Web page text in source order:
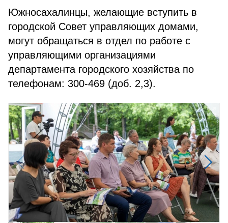
Южносахалинцы, желающие вступить в
городской Совет управляющих домами,
могут обращаться в отдел по работе с
управляющими организациями
департамента городского хозяйства по
телефонам: 300-469 (доб. 2,3).